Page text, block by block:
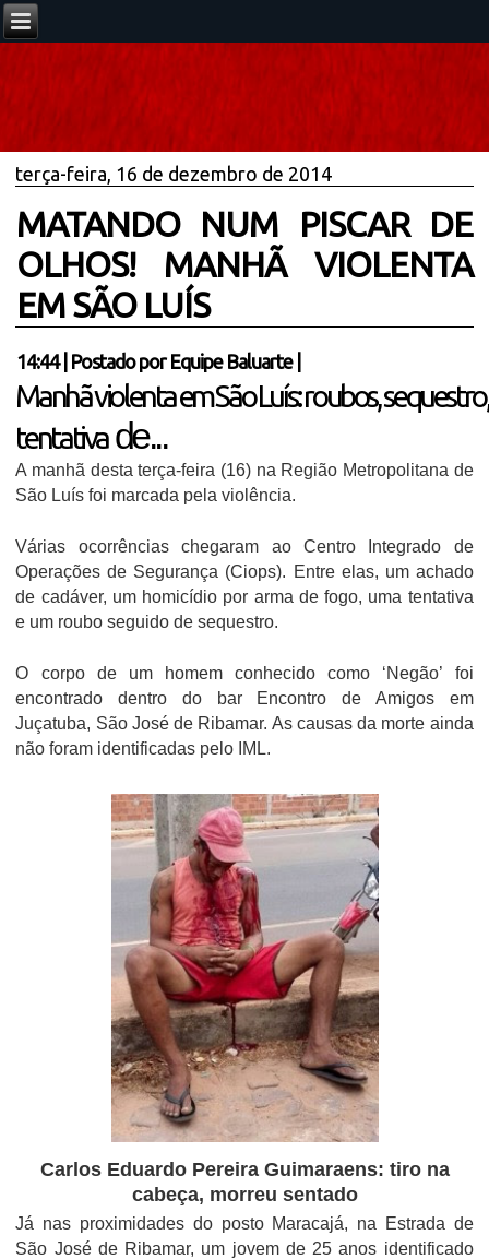
terça-feira, 16 de dezembro de 2014
MATANDO NUM PISCAR DE
OLHOS! MANHÃ VIOLENTA
EM SÃO LUÍS
14:44| Postado por Equipe Baluarte
Manhã violenta em São Luís: roubos,
tentativade...
A manhã desta terça-feira (16) na Região Metropolitana de
São Luís foi marcada pela violência.
Várias ocorrências chegaram ao Centro Integrado de
Operações de Segurança (Ciops). Entre elas, um achado
de cadáver, um homicídio por arma de fogo, uma tentativa
e um roubo seguido de sequestro.
O corpo de um homem conhecido como ‘Negão’ foi
encontrado dentro do bar Encontro de Amigos em
Juçatuba, São José de Ribamar. As causas da morte ainda
não foram identificadas pelo IML.
Carlos Eduardo Pereira Guimaraens: tiro na
cabeça, morreu sentado
Já nas proximidades do posto Maracajá, na Estrada de
São José de Ribamar, um jovem de 25 anos identificado